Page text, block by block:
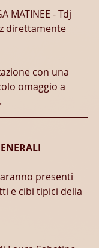
MATINEE - Tdj
direttamente
con una
omaggio a
presenti
e cibi tipici della